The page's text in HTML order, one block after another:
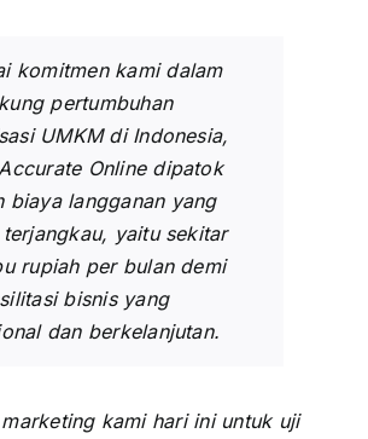
komitmen kami dalam
pertumbuhan
UMKM di Indonesia,
Onlinedipatok
biaya langganan yang
yaitu sekitar
rupiah per bulan demi
bisnis yang
dan berkelanjutan.
kami hari ini untuk uji